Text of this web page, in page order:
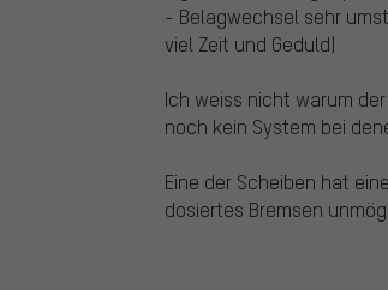
- Belagwechsel sehr
viel Zeit und Geduld)
Ich weiss nicht warum
noch kein System bei
Eine der Scheiben hat
dosiertes Bremsen